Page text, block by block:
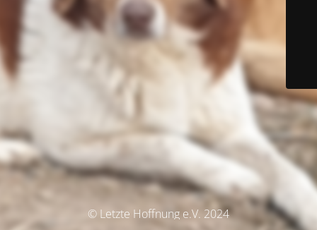
© Letzte Hoffnung e.V. 2024